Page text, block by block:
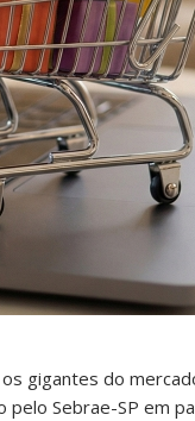
gigantes do
pelo Sebrae-SP em